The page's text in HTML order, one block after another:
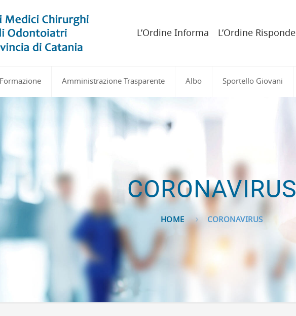
Formazione Amministrazione Trasparente Albo Sportello Giovani
L’Ordine Informa L’Ordine Risponde
CORONAVIRUS
HOME CORONAVIRUS